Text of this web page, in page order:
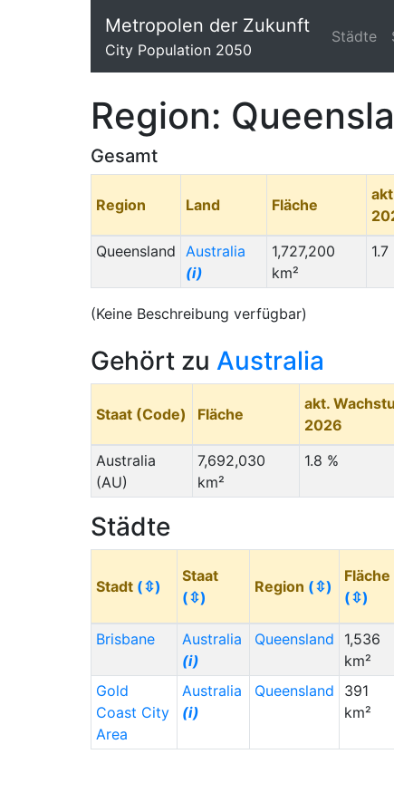
Metropolen der Zukunft
City Population 2050
Städte
Region:
Gesamt
Region Land Fläche
Queensland Australia
(i)
1,727,200
km²
1.7
(Keine Beschreibung verfügbar)
Gehört zu Australia
Staat (Code) Fläche
akt.
2026
Australia
(AU)
7,692,030
km²
1.8 %
Städte
Stadt (⇳)
Staat
(⇳)
Region (⇳)
Fläche
(⇳)
Brisbane
Australia
(i)
Queensland
1,536
km²
Gold
Coast City
Area
Australia
(i)
Queensland
391
km²